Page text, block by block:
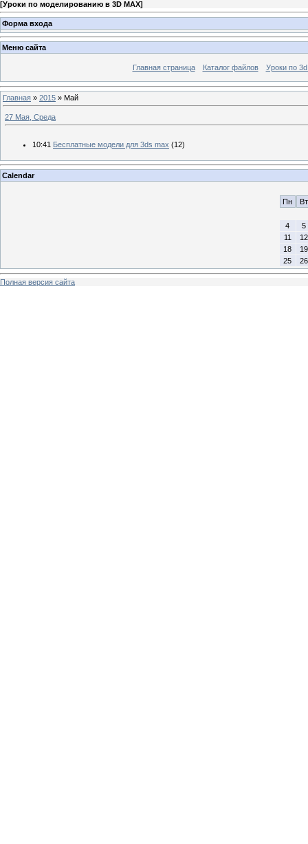
[Уроки по моделированию в 3D MAX]
Форма входа
Меню сайта
Главная страница Каталог файлов Уроки по
Главная » 2015 » Май
27 Мая, Среда
10:41 Бесплатные модели для 3ds max (12)
Calendar
Пн Вт
4
5
11
12
18
19
25
26
Полная версия сайта